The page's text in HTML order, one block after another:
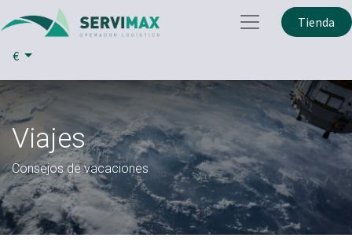
Tienda
€
Viajes
Consejos de vacaciones